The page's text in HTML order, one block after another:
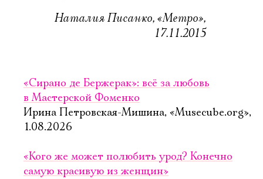
Наталия Писанко, «Метро»,
17.11.2015
«Сирано де Бержерак»: всё за любовь
в Мастерской Фоменко
Ирина Петровская-Мишина, «Musecube.org»,
1.08.2026
«Кого же может полюбить урод? Конечно
самую красивую из женщин»